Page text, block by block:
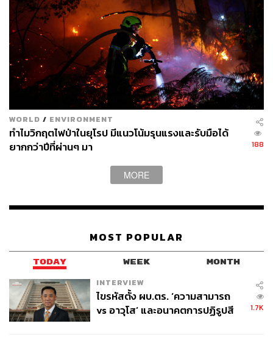
WORLD / ENVIRONMENT
ทำไมวิกฤตไฟป่าในยุโรป มีแนวโน้มรุนแรงและรับมือได้
ยากกว่าปีที่ผ่านๆ มา
188
MORE
MOST POPULAR
TODAY WEEK MONTH
INTERVIEW
ไขรหัสตั้ง ผบ.ตร. ‘ความสามารถ
vs อาวุโส’ และอนาคตการปฏิรูปสี
1.7K